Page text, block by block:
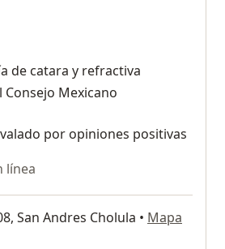
de catara y refractiva
Mexicano
por opiniones positivas
línea
San Andres Cholula • Mapa